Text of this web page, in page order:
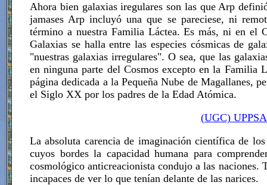
Ahora bien galaxias iregulares son las que Arp
jamases Arp incluyó una que se pareciese, ni
término a nuestra Familia Láctea. Es más, ni en
Galaxias se halla entre las especies cósmicas de
"nuestras galaxias irregulares". O sea, que las
en ninguna parte del Cosmos excepto en la Familia
página dedicada a la Pequeña Nube de Magallanes,
el Siglo XX por los padres de la Edad Atómica.
(UGC)
La absoluta carencia de imaginación científica de
cuyos bordes la capacidad humana para
cosmológico anticreacionista condujo a las naciones.
incapaces de ver lo que tenían delante de las narices.